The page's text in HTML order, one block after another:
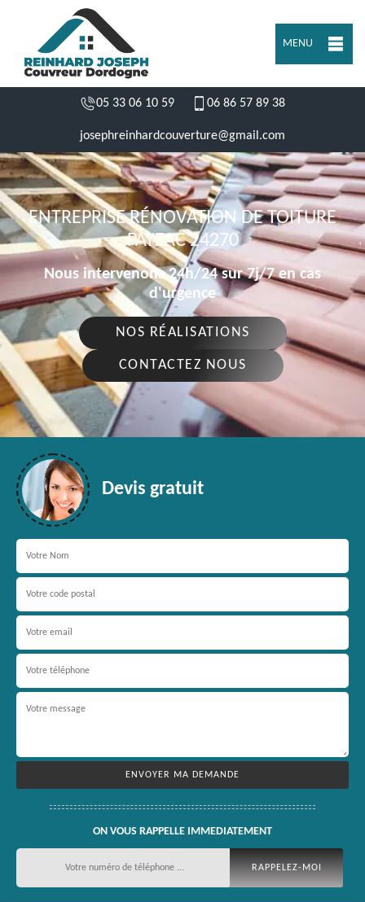
MENU
05 33 06 10 59 06 86 57 89 38
josephreinhardcouverture@gmail.com
ENTREPRISE RÉNOVATION DE TOITURE
PAYZAC 24270
Nous intervenons 24h/24 sur 7j/7 en cas
d'urgence
NOS RÉALISATIONS
CONTACTEZ NOUS
Devis gratuit
ON VOUS RAPPELLE IMMEDIATEMENT